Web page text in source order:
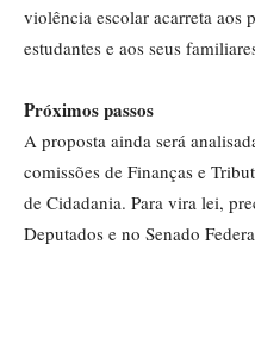
violência escolar acarreta aos
estudantes e aos seus
Próximos passos
A proposta ainda será
comissões de Finanças e
de Cidadania. Para vira lei,
Deputados e no Senado